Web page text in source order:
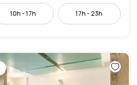
10h - 17h 17h - 23h